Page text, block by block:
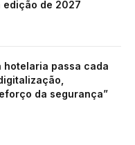
edição de 2027
hotelaria passa cada
da segurança”